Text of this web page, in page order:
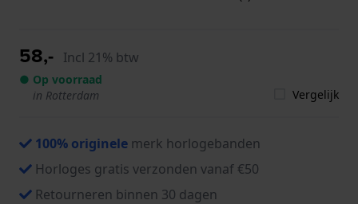
58,- Incl 21% btw
● Op voorraad
in Rotterdam
Vergelijk
100% originele merk horlogebanden
Horloges gratis verzonden vanaf €50
Retourneren binnen 30 dagen